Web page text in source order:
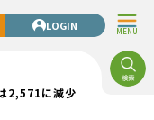
MENU
LOGIN
2,571に減少